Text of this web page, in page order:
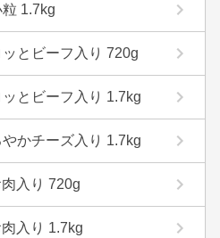
1.7kg
とビーフ入り 720g
とビーフ入り 1.7kg
かチーズ入り 1.7kg
入り 720g
入り 1.7kg